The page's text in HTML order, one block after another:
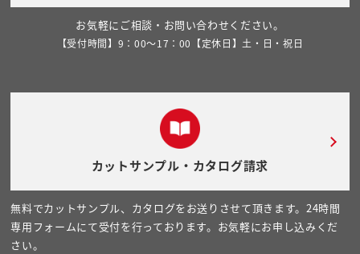
お気軽にご相談・お問い合わせください。
【受付時間】9：00～17：00【定休日】土・日・祝日
カットサンプル・カタログ請求
無料でカットサンプル、カタログをお送りさせて頂きます。24時間
専用フォームにて受付を行っております。お気軽にお申し込みくだ
さい。